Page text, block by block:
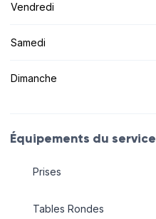
Vendredi
Samedi
Dimanche
Équipements du service
Prises
Tables Rondes